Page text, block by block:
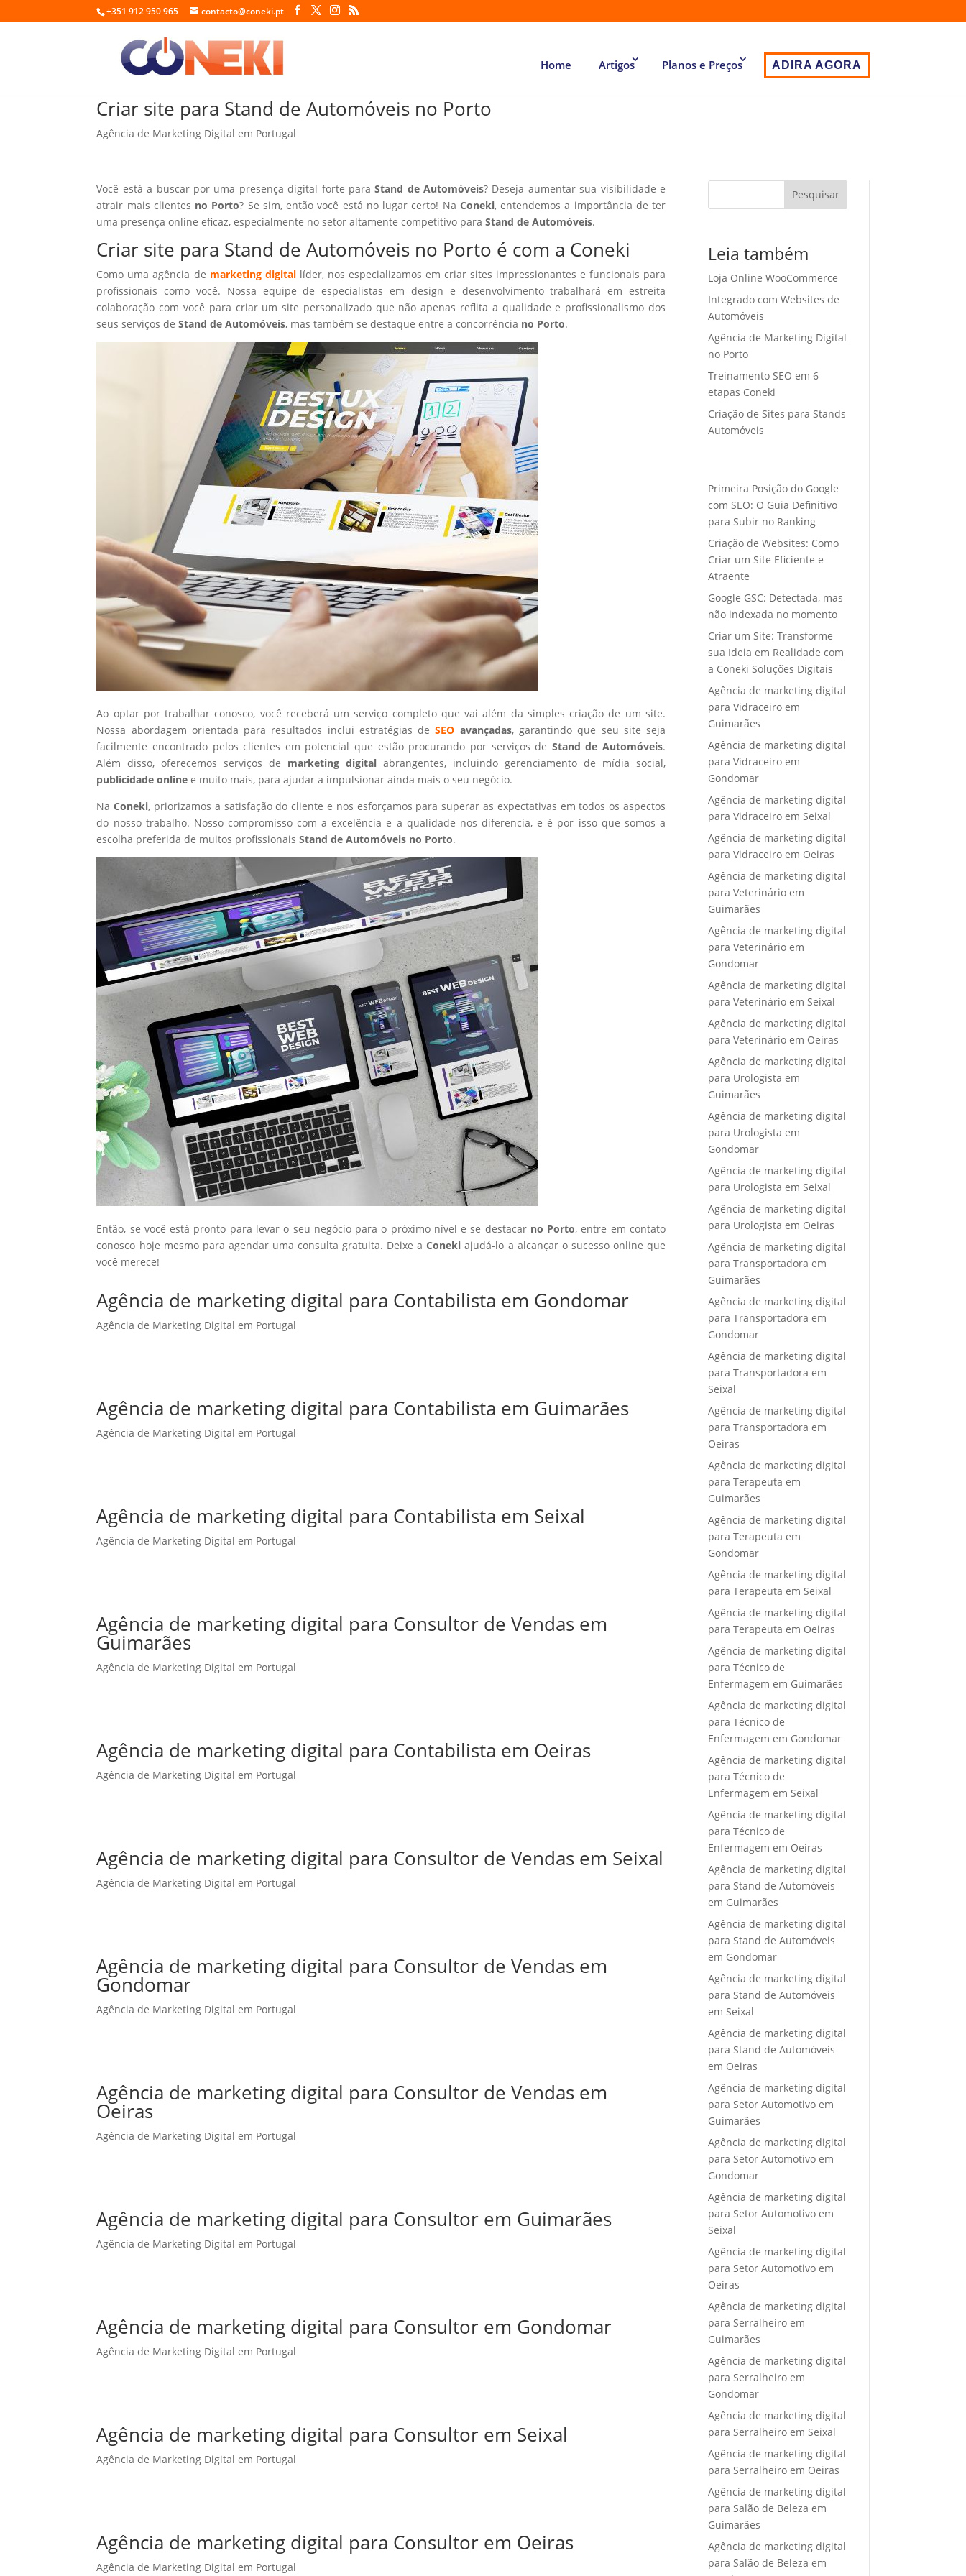
+351 912 950 965 contacto@coneki.pt
Home Artigos Planos e Preços ADIRA AGORA
Criar site para Stand de Automóveis no Porto
Agência de Marketing Digital em Portugal
Você está a buscar por uma presença digital forte paraStand de Automóveis? Deseja aumentar sua visibilidade e
atrair mais clientes no Porto? Se sim, então você está no lugar certo! Na Coneki, entendemos a importância de ter
uma presença online eficaz, especialmente no setor altamente competitivo paraStand de Automóveis.
Criar site para Stand de Automóveis no Porto é com a Coneki
Como uma agência de marketing digitallíder, nos especializamos em criar sites impressionantes e funcionais para
profissionais como você. Nossa equipe de especialistas em design e desenvolvimento trabalhará em estreita
colaboração com você para criar um site personalizado que não apenas reflita a qualidade e profissionalismo dos
seus serviços deStand de Automóveis, mas também se destaque entre a concorrência no Porto.
Ao optar por trabalhar conosco, você receberá um serviço completo que vai além da simples criação de um site.
Nossa abordagem orientada para resultados inclui estratégias deSEO avançadas, garantindo que seu site seja
facilmente encontrado pelos clientes em potencial que estão procurando por serviços de Stand de Automóveis.
Além disso, oferecemos serviços de marketing digitalabrangentes, incluindo gerenciamento de mídia social,
publicidade online e muito mais, para ajudar a impulsionar ainda mais o seu negócio.
NaConeki, priorizamos a satisfação do cliente e nos esforçamos para superar as expectativas em todos os aspectos
do nosso trabalho. Nosso compromisso com a excelência e a qualidade nos diferencia, e é por isso que somos a
escolha preferida de muitos profissionaisStand de Automóveis no Porto.
Então, se você está pronto para levar o seu negócio para o próximo nível e se destacar no Porto, entre em contato
conosco hoje mesmo para agendar uma consulta gratuita. Deixe aConeki ajudá-lo a alcançar o sucesso online que
você merece!
Agência de marketing digital para Contabilista em Gondomar
Agência de Marketing Digital em Portugal
Agência de marketing digital para Contabilista em Guimarães
Agência de Marketing Digital em Portugal
Agência de marketing digital para Contabilista em Seixal
Agência de Marketing Digital em Portugal
Agência de marketing digital para Consultor de Vendas em
Guimarães
Agência de Marketing Digital em Portugal
Agência de marketing digital para Contabilista em Oeiras
Agência de Marketing Digital em Portugal
Agência de marketing digital para Consultor de Vendas em Seixal
Agência de Marketing Digital em Portugal
Agência de marketing digital para Consultor de Vendas em
Gondomar
Agência de Marketing Digital em Portugal
Agência de marketing digital para Consultor de Vendas em
Oeiras
Agência de Marketing Digital em Portugal
Agência de marketing digital para Consultor em Guimarães
Agência de Marketing Digital em Portugal
Agência de marketing digital para Consultor em Gondomar
Agência de Marketing Digital em Portugal
Agência de marketing digital para Consultor em Seixal
Agência de Marketing Digital em Portugal
Agência de marketing digital para Consultor em Oeiras
Agência de Marketing Digital em Portugal
Pesquisar
Leia também
Loja Online WooCommerce
Integrado com Websites de
Automóveis
Agência de Marketing Digital
no Porto
Treinamento SEO em 6
etapas Coneki
Criação de Sites para Stands
Automóveis
Primeira Posição do Google
com SEO: O Guia Definitivo
para Subir no Ranking
Criação de Websites: Como
Criar um Site Eficiente e
Atraente
Google GSC: Detectada, mas
não indexada no momento
Criar um Site: Transforme
sua Ideia em Realidade com
a Coneki Soluções Digitais
Agência de marketing digital
para Vidraceiro em
Guimarães
Agência de marketing digital
para Vidraceiro em
Gondomar
Agência de marketing digital
para Vidraceiro em Seixal
Agência de marketing digital
para Vidraceiro em Oeiras
Agência de marketing digital
para Veterinário em
Guimarães
Agência de marketing digital
para Veterinário em
Gondomar
Agência de marketing digital
para Veterinário em Seixal
Agência de marketing digital
para Veterinário em Oeiras
Agência de marketing digital
para Urologista em
Guimarães
Agência de marketing digital
para Urologista em
Gondomar
Agência de marketing digital
para Urologista em Seixal
Agência de marketing digital
para Urologista em Oeiras
Agência de marketing digital
para Transportadora em
Guimarães
Agência de marketing digital
para Transportadora em
Gondomar
Agência de marketing digital
para Transportadora em
Seixal
Agência de marketing digital
para Transportadora em
Oeiras
Agência de marketing digital
para Terapeuta em
Guimarães
Agência de marketing digital
para Terapeuta em
Gondomar
Agência de marketing digital
para Terapeuta em Seixal
Agência de marketing digital
para Terapeuta em Oeiras
Agência de marketing digital
para Técnico de
Enfermagem em Guimarães
Agência de marketing digital
para Técnico de
Enfermagem em Gondomar
Agência de marketing digital
para Técnico de
Enfermagem em Seixal
Agência de marketing digital
para Técnico de
Enfermagem em Oeiras
Agência de marketing digital
para Stand de Automóveis
em Guimarães
Agência de marketing digital
para Stand de Automóveis
em Gondomar
Agência de marketing digital
para Stand de Automóveis
em Seixal
Agência de marketing digital
para Stand de Automóveis
em Oeiras
Agência de marketing digital
para Setor Automotivo em
Guimarães
Agência de marketing digital
para Setor Automotivo em
Gondomar
Agência de marketing digital
para Setor Automotivo em
Seixal
Agência de marketing digital
para Setor Automotivo em
Oeiras
Agência de marketing digital
para Serralheiro em
Guimarães
Agência de marketing digital
para Serralheiro em
Gondomar
Agência de marketing digital
para Serralheiro em Seixal
Agência de marketing digital
para Serralheiro em Oeiras
Agência de marketing digital
para Salão de Beleza em
Guimarães
Agência de marketing digital
para Salão de Beleza em